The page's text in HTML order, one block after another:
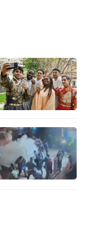
长的心声：
身高，吓得